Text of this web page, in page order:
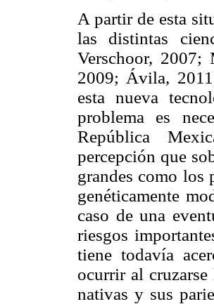
A partir de esta
las distintas
Verschoor, 2007;
2009; Ávila,
esta nueva
problema es
República
percepción que
grandes como los
genéticamente
caso de una
riesgos
tiene todavía
ocurrir al cruzarse
nativas y sus